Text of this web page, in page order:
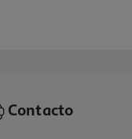
Contacto